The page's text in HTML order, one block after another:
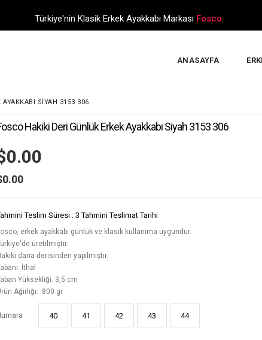
Türkiye'nin Klasik Erkek Ayakkabı Markası Fosco
ANASAYFA
AYAKKABI SIYAH 3153 306
Hakiki Deri Günlük Erkek Ayakkabı Siyah 3153 306
Teslim Süresi : 3 Tahmini Teslimat Tarihi
erkek ayakkabı günlük ve klasik kullanıma uygundur.
üretilmiştir.
dana derisinden yapılmıştır.
İthal
Yüksekliği: 3,5 cm
Ağırlığı: 800 gr
: 40 41 42 43 44